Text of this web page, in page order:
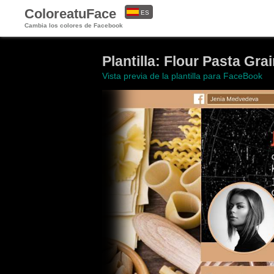
ColoreatuFace
Cambia los colores de Facebook
ES
Plantilla: Flour Pasta
Vista previa de la plantilla para FaceBook